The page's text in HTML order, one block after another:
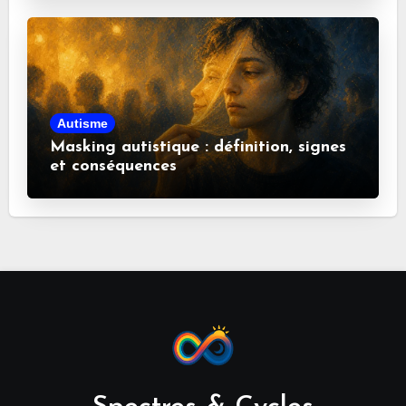
Autisme
Masking autistique : définition, signes
et conséquences